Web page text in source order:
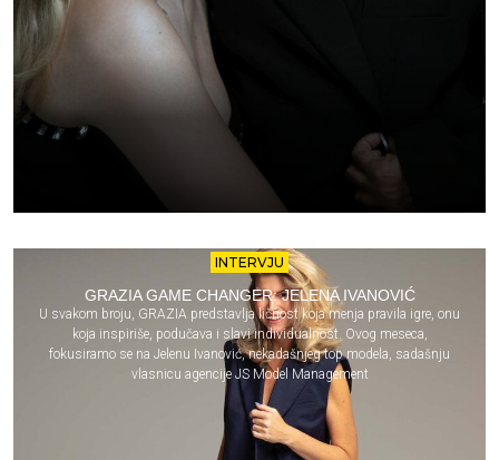
INTERVJU
GRAZIA GAME CHANGER: JELENA IVANOVIĆ
U svakom broju, GRAZIA predstavlja ličnost koja menja pravila igre, onu
koja inspiriše, podučava i slavi individualnost. Ovog meseca,
fokusiramo se na Jelenu Ivanović, nekadašnjeg top modela, sadašnju
vlasnicu agencije JS Model Management